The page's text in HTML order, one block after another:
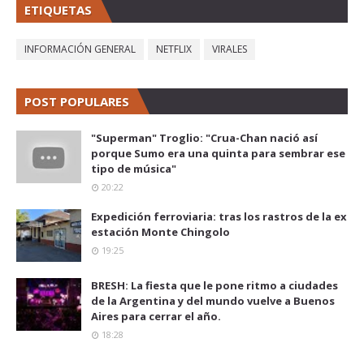
ETIQUETAS
INFORMACIÓN GENERAL NETFLIX VIRALES
POST POPULARES
"Superman" Troglio: "Crua-Chan nació así
porque Sumo era una quinta para sembrar ese
tipo de música"
20:22
Expedición ferroviaria: tras los rastros de la ex
estación Monte Chingolo
19:25
BRESH: La fiesta que le pone ritmo a ciudades
de la Argentina y del mundo vuelve a Buenos
Aires para cerrar el año.
18:28